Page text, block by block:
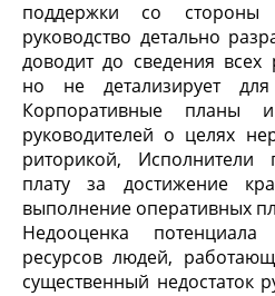
поддержки со стороны
руководство детально
доводит до сведения
но не детализирует
Корпоративные планы
руководителей о целях
риторикой, Исполнители
плату за достижение
выполнение оперативных
Недооценка потенциала
ресурсов людей,
существенный недостаток